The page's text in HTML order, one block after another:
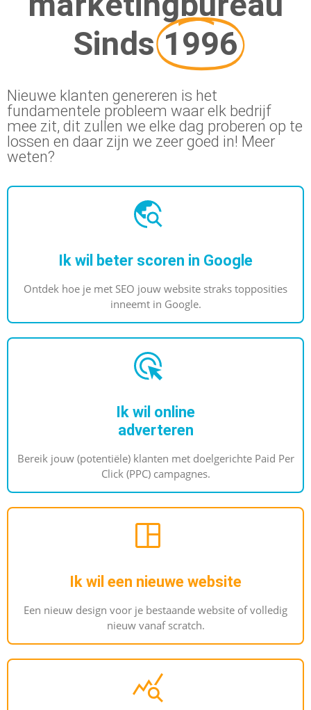
marketingknoppen te draaien om naar
geweldige resultaten toe te werken.
MEER INFORMATIE
Sinds1996
Nieuwe klanten genereren is het
fundamentele probleem waar elk bedrijf
mee zit, dit zullen we elke dag proberen op te
lossen en daar zijn we zeer goed in! Meer
weten?
Ik wil beter scoren in Google
Ontdek hoe je met SEO jouw website straks topposities
inneemt in Google.
Ik wil online
adverteren
Bereik jouw (potentiële) klanten met doelgerichte Paid Per
Click (PPC) campagnes.
Ik wil een nieuwe website
Een nieuw design voor je bestaande website of volledig
nieuw vanaf scratch.